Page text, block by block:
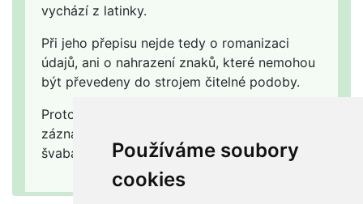
Používáme soubory
cookies
vychází z latinky.
Při jeho přepisu nejde tedy o romanizaci
údajů, ani o nahrazení znaků, které nemohou
být převedeny do strojem čitelné podoby.
Proto v poli 008 na pozici 38 (= modifikace
záznamu) se při popisu knihy, která je tištěna
švabachem, uvádí kód "nemodifikován".